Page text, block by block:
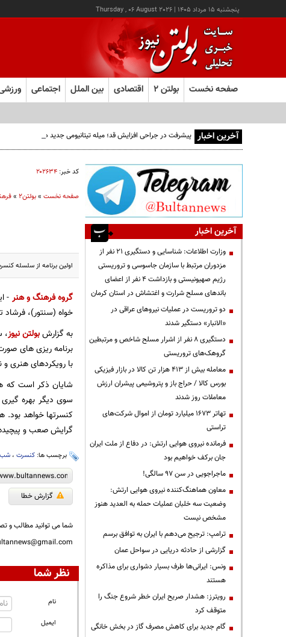
پنجشنبه ۱۵ مرداد ۱۴۰۵ |
Thursday , 06 August 2026
صفحه نخست بولتن ۲ اقتصادی بین الملل اجتماعی
آخرین اخبار پیشرفت در جراحی افزایش قد؛ میله تیتانیومی جدید دوره نقاهت را
کد خبر: ۲۰۲۶۳۴
صفحه نخست»بولتن2 »
اولین برنامه از سلسله
گروه فرهنگ و هنر
خواه (سنتور)، فرشاد
به گزارشبولتن نیوز،
برنامه ریزی های
با رویکردهای هنری
شایان ذکر است که
سوی دیگر بهره
کنسرتها خواهد
گرایش صعب و پیچیده
برچسب ها: کنسرت، شب
گزارش خطا
شما می توانید مطالب و
نظر شما
نام
ایمیل
آخرین اخبار
وزارت اطلاعات: شناسایی و دستگیری ۲۱ نفر از
مزدوران مرتبط با سازمان جاسوسی و تروریستی
رژیم صهیونیستی و بازداشت ۴ نفر از اعضای
باندهای مسلح شرارت و اغتشاش در استان کرمان
دو تروریست در عملیات نیروهای عراقی در
«الانبار» دستگیر شدند
دستگیری ۸ نفر از اشرار مسلح شاخص و مرتبطین
گروهک‌های تروریستی
معامله بیش از ۴۱۳ هزار تن کالا در بازار فیزیکی
بورس کالا / حراج باز و پتروشیمی پیشران ارزش
معاملات روز شدند
تهاتر ۱۶۷۳ میلیارد تومان از اموال شرکت‌های
تراستی
فرمانده نیروی هوایی ارتش: در دفاع از ملت ایران
جان برکف خواهیم بود
ماجراجویی در سن ۹۷ سالگی!
معاون هماهنگ‌کننده نیروی هوایی ارتش:
وضعیت سه خلبان عملیات حمله به العدید هنوز
مشخص نیست
ترامپ: ترجیح می‌دهم با ایران به توافق برسم
گزارشی از حادثه دریایی در سواحل عمان
ونس: ایرانی‌ها طرف بسیار دشواری برای مذاکره
هستند
رویترز: هشدار صریح ایران خطر شروع جنگ را
متوقف کرد
گام جدید برای کاهش مصرف گاز در بخش خانگی